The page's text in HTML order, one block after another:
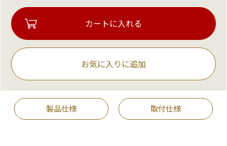
お気に入りに追加
製品仕様 取付仕様